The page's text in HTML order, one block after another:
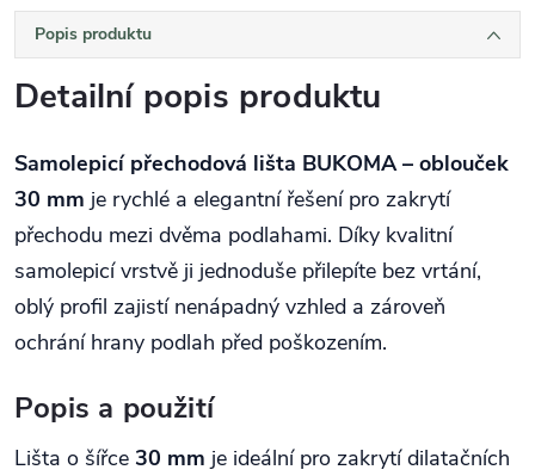
Popis produktu
Detailní popis produktu
Samolepicí přechodová lišta BUKOMA – oblouček
30 mm je rychlé a elegantní řešení pro zakrytí
přechodu mezi dvěma podlahami. Díky kvalitní
samolepicí vrstvě ji jednoduše přilepíte bez vrtání,
oblý profil zajistí nenápadný vzhled a zároveň
ochrání hrany podlah před poškozením.
Popis a použití
Lišta o šířce 30 mm je ideální pro zakrytí dilatačních